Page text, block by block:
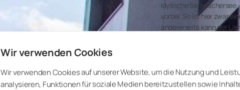
Wir verwenden Cookies
Wir verwenden Cookies auf unserer Website, um die Nutzung und
analysieren, Funktionen für soziale Medien bereitzustellen sowie
idyllische Sempachersee
vorbei. So ist hier zwar
andererseits kann der
einschränken. Balkone
gemütliche
Baubehörde zu erfüllen,
werden.